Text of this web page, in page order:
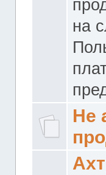
на
Не